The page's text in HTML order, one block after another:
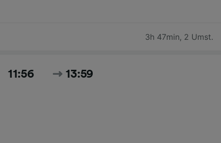
3h 47min, 2 Umst.
11:56 13:59